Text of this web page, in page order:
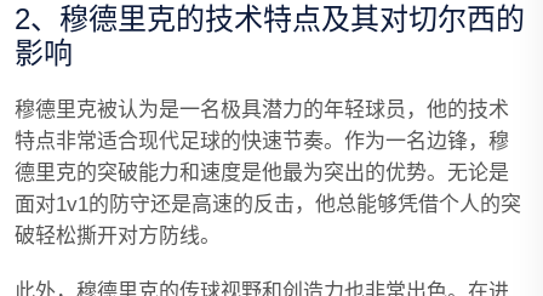
2、穆德里克的技术特点及其对切尔西的
影响
穆德里克被认为是一名极具潜力的年轻球员，他的技术
特点非常适合现代足球的快速节奏。作为一名边锋，穆
德里克的突破能力和速度是他最为突出的优势。无论是
面对1v1的防守还是高速的反击，他总能够凭借个人的突
破轻松撕开对方防线。